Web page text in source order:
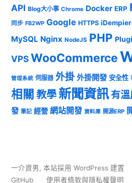
API Blog大小事 Chrome Docker ERP
同步 FB2WP Google HTTPS
MySQL Nginx NodeJS PHP
VPSWooCommerce
管理系統 伺服器 外掛 外掛開發 安全性
相關 教學 新聞資訊有
發 筆記 經營 網站開發 資料庫 開源ERP
一介資男, 本站採用 WordPress 建置
GitHub
使用者條款與隱私權聲明